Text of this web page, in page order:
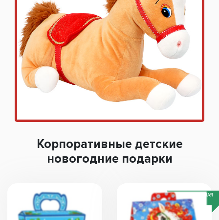
Корпоративные детские
новогодние подарки
СПЕЦИАЛЬНАЯ
ЦЕНА